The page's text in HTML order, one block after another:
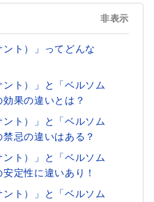
非表示
ント）」ってどんな
ント）」と「ベルソム
果の違いとは？
ント）」と「ベルソム
忌の違いはある？
ント）」と「ベルソム
定性に違いあり！
ント）」と「ベルソム